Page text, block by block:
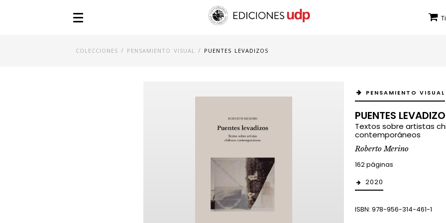
COLECCIONES / PENSAMIENTO VISUAL / PUENTES LEVADIZOS
PENSAMIENTO VISUAL
PUENTES
Textos sobre artistas
contemporáneos
Roberto Merino
162 páginas
2020
ISBN: 978-956-314-461-1